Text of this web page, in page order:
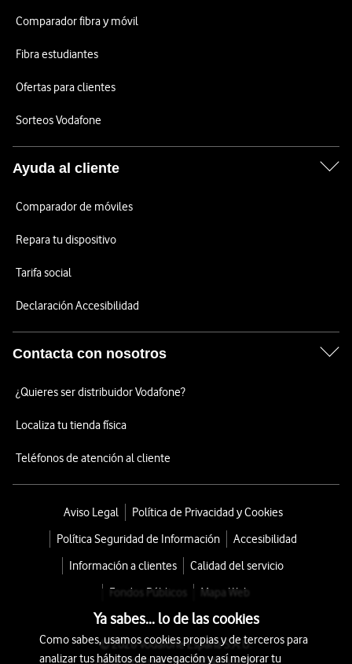
Comparador fibra y móvil
Fibra estudiantes
Ofertas para clientes
Sorteos Vodafone
Ayuda al cliente
Comparador de móviles
Repara tu dispositivo
Tarifa social
Declaración Accesibilidad
Contacta con nosotros
¿Quieres ser distribuidor Vodafone?
Localiza tu tienda física
Teléfonos de atención al cliente
Aviso Legal
Política de Privacidad y Cookies
Política Seguridad de Información
Accesibilidad
Información a clientes
Calidad del servicio
Fondos Públicos
Mapa Web
© 2026 Vodafone España S.A.U.
Ya sabes... lo de las cookies
Como sabes, usamos cookies propias y de terceros para
analizar tus hábitos de navegación y así mejorar tu